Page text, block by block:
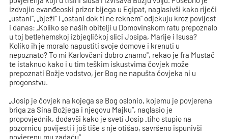
izdvojio evanđeoski prizor bijega u Egipat, naglasivši kako riječi
„ustani“, „bježi“ i „ostani dok ti ne reknem“ odjekuju kroz povijest
i danas: „Koliko se naših obitelji u Domovinskom ratu prepoznalo
u toj betlehemskoj izbjegličkoj slici Josipa, Marije i Isusa?
Koliko ih je moralo napustiti svoje domove i krenuti u
nepoznato? To mi Karlovčani dobro znamo", rekao je fra Mustač
te istaknuo kako i u tim teškim iskustvima čovjek može
prepoznati Božje vodstvo, jer Bog ne napušta čovjeka ni u
progonstvu.
„Josip je čovjek na kojega se Bog oslonio, kojemu je povjerena
briga za Sina Božjega i njegovu Majku“, naglasio je
propovjednik, dodavši kako je sveti Josip „tiho stupio na
pozornicu povijesti i još tiše s nje otišao, savršeno ispunivši
povjerenu mu zadaću“.